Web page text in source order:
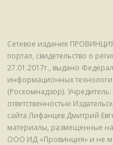
Сетевое издание
портал, свидетельство о
27.01.2017г., выдано
информационных
(Роскомнадзор).
ответственностью
сайта Лифанцев Дмитрий
материалы, размещенные
ООО ИД «Провинция» и не